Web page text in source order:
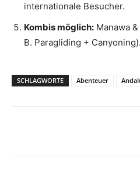
internationale Besucher.
Kombis möglich: Manawa
B. Paragliding + Canyoning).
SCHLAGWORTE Abenteuer